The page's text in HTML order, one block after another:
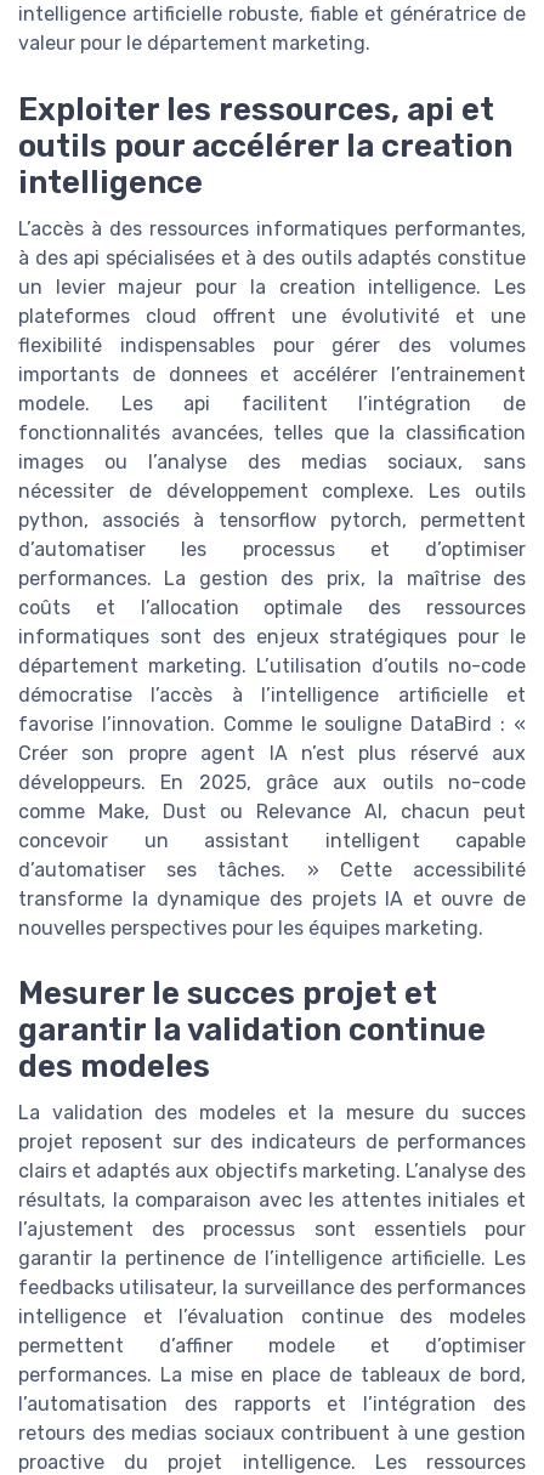
intelligence artificielle robuste, fiable et génératrice de
valeur pour le département marketing.
Exploiter les ressources, api et
outils pour accélérer la creation
intelligence
L’accès à des ressources informatiques performantes,
à des api spécialisées et à des outils adaptés constitue
un levier majeur pour la creation intelligence. Les
plateformes cloud offrent une évolutivité et une
flexibilité indispensables pour gérer des volumes
importants de donnees et accélérer l’entrainement
modele. Les api facilitent l’intégration de
fonctionnalités avancées, telles que la classification
images ou l’analyse des medias sociaux, sans
nécessiter de développement complexe. Les outils
python, associés à tensorflow pytorch, permettent
d’automatiser les processus et d’optimiser
performances. La gestion des prix, la maîtrise des
coûts et l’allocation optimale des ressources
informatiques sont des enjeux stratégiques pour le
département marketing. L’utilisation d’outils no-code
démocratise l’accès à l’intelligence artificielle et
favorise l’innovation. Comme le souligne DataBird : «
Créer son propre agent IA n’est plus réservé aux
développeurs. En 2025, grâce aux outils no-code
comme Make, Dust ou Relevance AI, chacun peut
concevoir un assistant intelligent capable
d’automatiser ses tâches. » Cette accessibilité
transforme la dynamique des projets IA et ouvre de
nouvelles perspectives pour les équipes marketing.
Mesurer le succes projet et
garantir la validation continue
des modeles
La validation des modeles et la mesure du succes
projet reposent sur des indicateurs de performances
clairs et adaptés aux objectifs marketing. L’analyse des
résultats, la comparaison avec les attentes initiales et
l’ajustement des processus sont essentiels pour
garantir la pertinence de l’intelligence artificielle. Les
feedbacks utilisateur, la surveillance des performances
intelligence et l’évaluation continue des modeles
permettent d’affiner modele et d’optimiser
performances. La mise en place de tableaux de bord,
l’automatisation des rapports et l’intégration des
retours des medias sociaux contribuent à une gestion
proactive du projet intelligence. Les ressources